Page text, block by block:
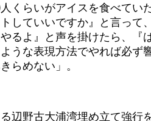
らいがアイスを食べてい
していいですか』と言っ
るよ』と声を掛けたら、
うな表現方法でやれば必
らめない」。
野古大浦湾埋め立て強行